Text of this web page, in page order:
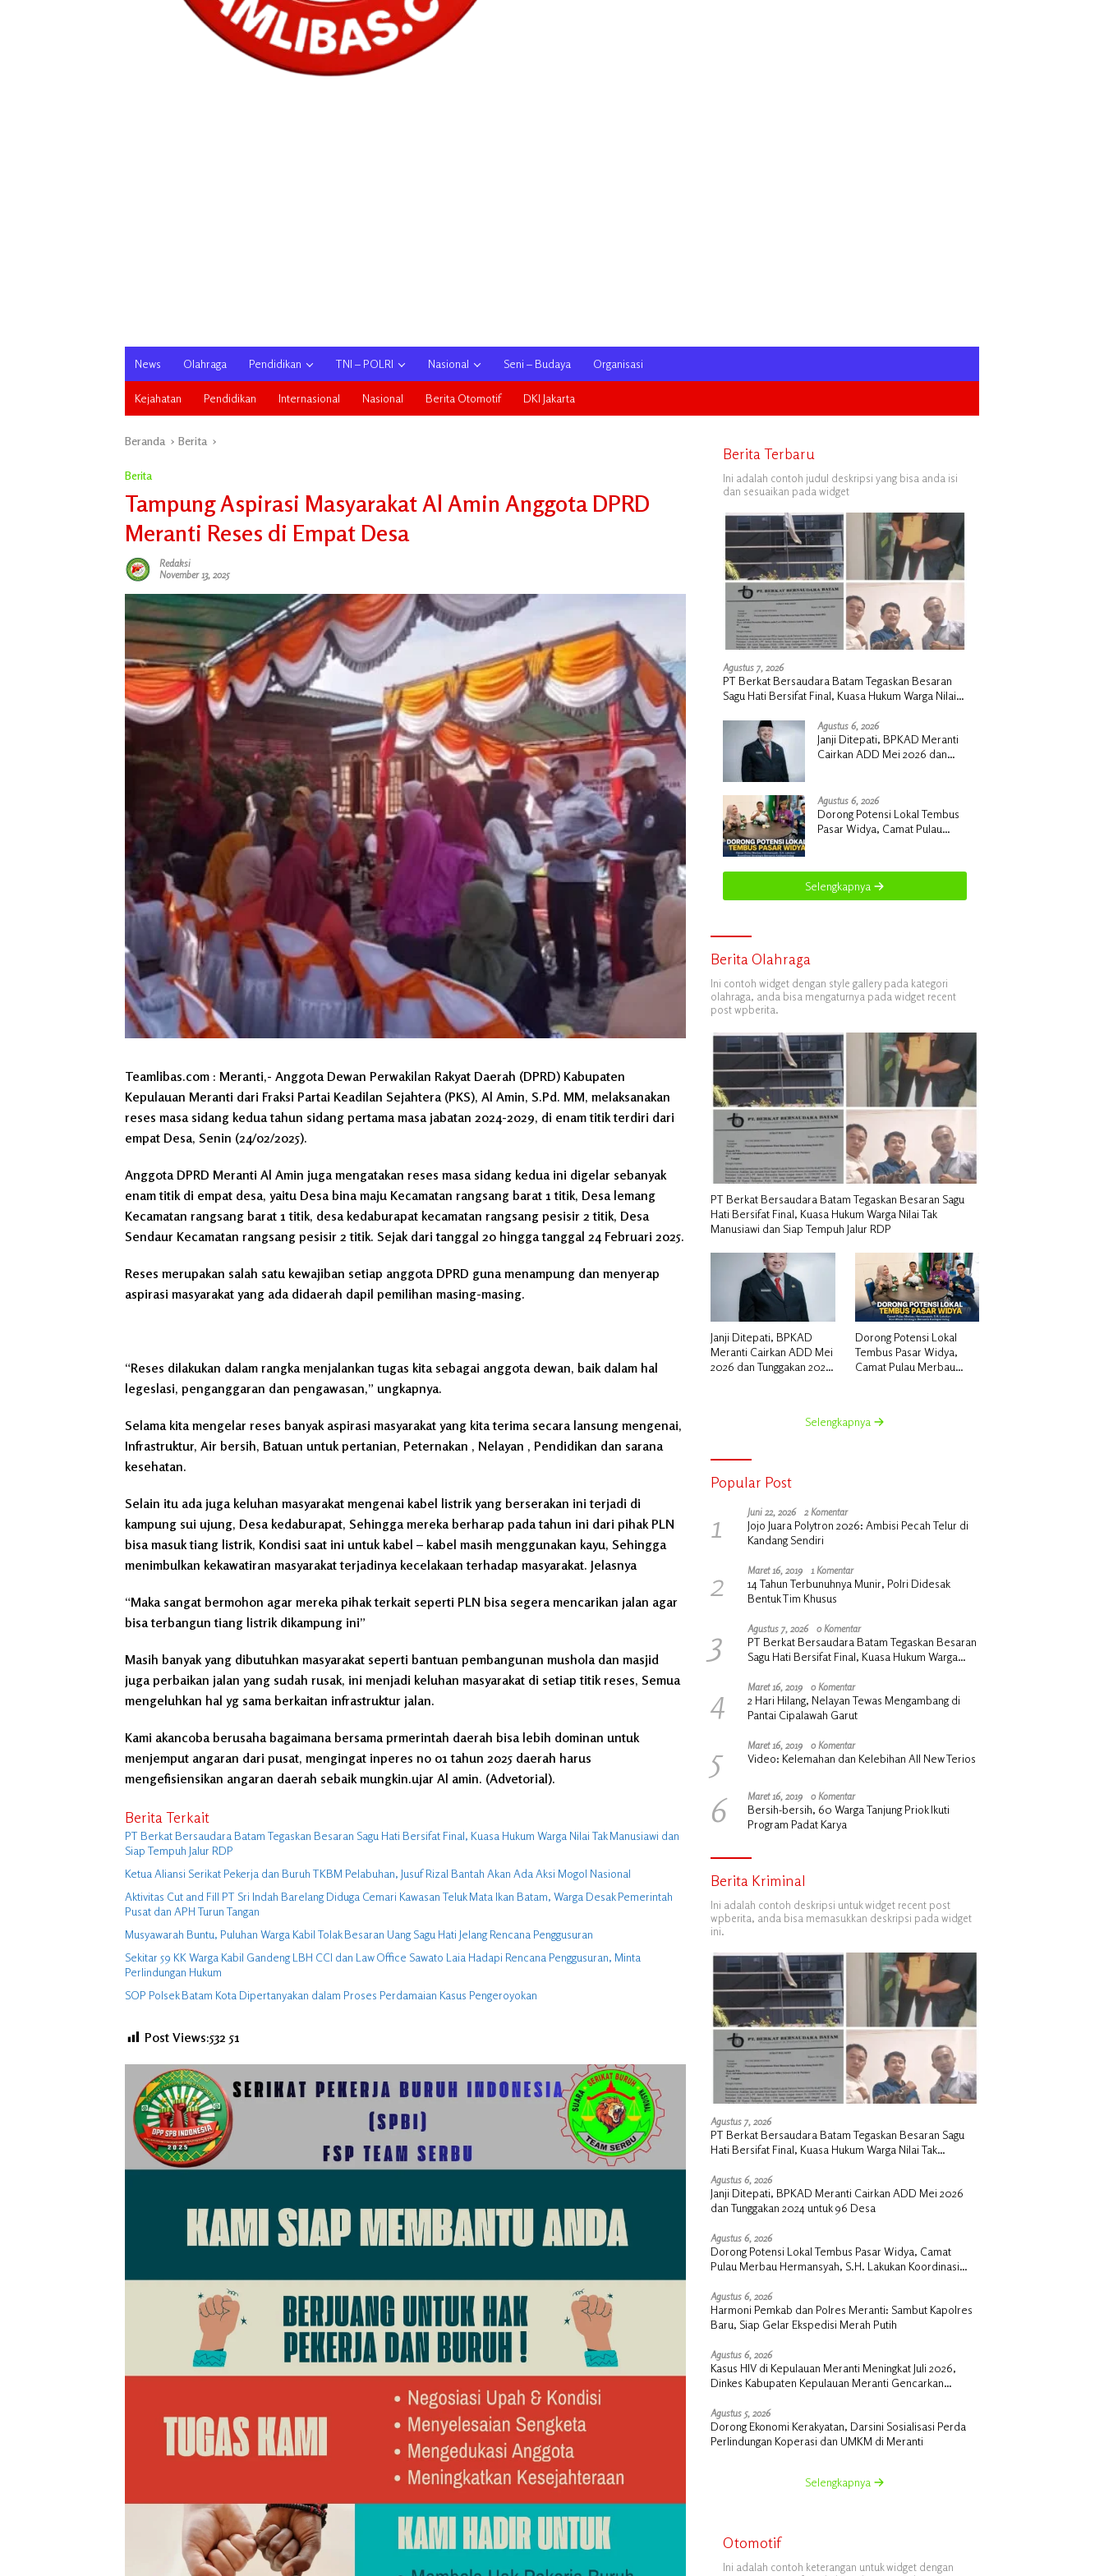
News Olahraga Pendidikan TNI – POLRI Nasional Seni – Budaya Organisasi
Kejahatan Pendidikan Internasional Nasional Berita Otomotif DKI Jakarta
Beranda Berita
Berita
Tampung Aspirasi Masyarakat Al Amin Anggota DPRD
Meranti Reses di Empat Desa
Redaksi
November 13, 2025
Teamlibas.com : Meranti,- Anggota Dewan Perwakilan Rakyat Daerah (DPRD) Kabupaten
Kepulauan Meranti dari Fraksi Partai Keadilan Sejahtera (PKS), Al Amin, S.Pd. MM, melaksanakan
reses masa sidang kedua tahun sidang pertama masa jabatan 2024-2029, di enam titik terdiri dari
empat Desa, Senin (24/02/2025).
Anggota DPRD Meranti Al Amin juga mengatakan reses masa sidang kedua ini digelar sebanyak
enam titik di empat desa, yaitu Desa bina maju Kecamatan rangsang barat 1 titik, Desa lemang
Kecamatan rangsang barat 1 titik, desa kedaburapat kecamatan rangsang pesisir 2 titik, Desa
Sendaur Kecamatan rangsang pesisir 2 titik. Sejak dari tanggal 20 hingga tanggal 24 Februari 2025.
Reses merupakan salah satu kewajiban setiap anggota DPRD guna menampung dan menyerap
aspirasi masyarakat yang ada didaerah dapil pemilihan masing-masing.
“Reses dilakukan dalam rangka menjalankan tugas kita sebagai anggota dewan, baik dalam hal
legeslasi, penganggaran dan pengawasan,” ungkapnya.
Selama kita mengelar reses banyak aspirasi masyarakat yang kita terima secara lansung mengenai,
Infrastruktur, Air bersih, Batuan untuk pertanian, Peternakan , Nelayan , Pendidikan dan sarana
kesehatan.
Selain itu ada juga keluhan masyarakat mengenai kabel listrik yang berserakan ini terjadi di
kampung sui ujung, Desa kedaburapat, Sehingga mereka berharap pada tahun ini dari pihak PLN
bisa masuk tiang listrik, Kondisi saat ini untuk kabel – kabel masih menggunakan kayu, Sehingga
menimbulkan kekawatiran masyarakat terjadinya kecelakaan terhadap masyarakat. Jelasnya
“Maka sangat bermohon agar mereka pihak terkait seperti PLN bisa segera mencarikan jalan agar
bisa terbangun tiang listrik dikampung ini”
Masih banyak yang dibutuhkan masyarakat seperti bantuan pembangunan mushola dan masjid
juga perbaikan jalan yang sudah rusak, ini menjadi keluhan masyarakat di setiap titik reses, Semua
mengeluhkan hal yg sama berkaitan infrastruktur jalan.
Kami akancoba berusaha bagaimana bersama prmerintah daerah bisa lebih dominan untuk
menjemput angaran dari pusat, mengingat inperes no 01 tahun 2025 daerah harus
mengefisiensikan angaran daerah sebaik mungkin.ujar Al amin. (Advetorial).
Berita Terkait
PT Berkat Bersaudara Batam Tegaskan Besaran Sagu Hati Bersifat Final, Kuasa Hukum Warga Nilai Tak Manusiawi dan
Siap Tempuh Jalur RDP
Ketua Aliansi Serikat Pekerja dan Buruh TKBM Pelabuhan, Jusuf Rizal Bantah Akan Ada Aksi Mogol Nasional
Aktivitas Cut and Fill PT Sri Indah Barelang Diduga Cemari Kawasan Teluk Mata Ikan Batam, Warga Desak Pemerintah
Pusat dan APH Turun Tangan
Musyawarah Buntu, Puluhan Warga Kabil Tolak Besaran Uang Sagu Hati Jelang Rencana Penggusuran
Sekitar 59 KK Warga Kabil Gandeng LBH CCI dan Law Office Sawato Laia Hadapi Rencana Penggusuran, Minta
Perlindungan Hukum
SOP Polsek Batam Kota Dipertanyakan dalam Proses Perdamaian Kasus Pengeroyokan
Post Views:532 51
Berita Terbaru
Ini adalah contoh judul deskripsi yang bisa anda isi
dan sesuaikan pada widget
Agustus 7, 2026
PT Berkat Bersaudara Batam Tegaskan Besaran
Sagu Hati Bersifat Final, Kuasa Hukum Warga Nilai
Agustus 6, 2026
Janji Ditepati, BPKAD Meranti
Cairkan ADD Mei 2026 dan
Agustus 6, 2026
Dorong Potensi Lokal Tembus
Pasar Widya, Camat Pulau
Bersama Kadisperindag
Selengkapnya
Berita Olahraga
Ini contoh widget dengan style gallery pada kategori
olahraga, anda bisa mengaturnya pada widget recent
post wpberita.
PT Berkat Bersaudara Batam Tegaskan Besaran Sagu
Hati Bersifat Final, Kuasa Hukum Warga Nilai Tak
Manusiawi dan Siap Tempuh Jalur RDP
Janji Ditepati, BPKAD
Meranti Cairkan ADD Mei
2026 dan Tunggakan 2024
Dorong Potensi Lokal
Tembus Pasar Widya,
Camat Pulau Merbau
Kadisperindag
Selengkapnya
Popular Post
1 Juni 22, 2026 2 Komentar
Jojo Juara Polytron 2026: Ambisi Pecah Telur di
Kandang Sendiri
2 Maret 16, 2019 1 Komentar
14 Tahun Terbunuhnya Munir, Polri Didesak
Bentuk Tim Khusus
3 Agustus 7, 2026 0 Komentar
PT Berkat Bersaudara Batam Tegaskan Besaran
Sagu Hati Bersifat Final, Kuasa Hukum Warga
4 Maret 16, 2019 0 Komentar
2 Hari Hilang, Nelayan Tewas Mengambang di
Pantai Cipalawah Garut
5 Maret 16, 2019 0 Komentar
Video: Kelemahan dan Kelebihan All New Terios
6 Maret 16, 2019 0 Komentar
Bersih-bersih, 60 Warga Tanjung Priok Ikuti
Program Padat Karya
Berita Kriminal
Ini adalah contoh deskripsi untuk widget recent post
wpberita, anda bisa memasukkan deskripsi pada widget
ini.
Agustus 7, 2026
PT Berkat Bersaudara Batam Tegaskan Besaran Sagu
Hati Bersifat Final, Kuasa Hukum Warga Nilai Tak
Agustus 6, 2026
Janji Ditepati, BPKAD Meranti Cairkan ADD Mei 2026
dan Tunggakan 2024 untuk 96 Desa
Agustus 6, 2026
Dorong Potensi Lokal Tembus Pasar Widya, Camat
Pulau Merbau Hermansyah, S.H. Lakukan Koordinasi
Agustus 6, 2026
Harmoni Pemkab dan Polres Meranti: Sambut Kapolres
Baru, Siap Gelar Ekspedisi Merah Putih
Agustus 6, 2026
Kasus HIV di Kepulauan Meranti Meningkat Juli 2026,
Dinkes Kabupaten Kepulauan Meranti Gencarkan
Agustus 5, 2026
Dorong Ekonomi Kerakyatan, Darsini Sosialisasi Perda
Perlindungan Koperasi dan UMKM di Meranti
Selengkapnya
Otomotif
Ini adalah contoh keterangan untuk widget dengan